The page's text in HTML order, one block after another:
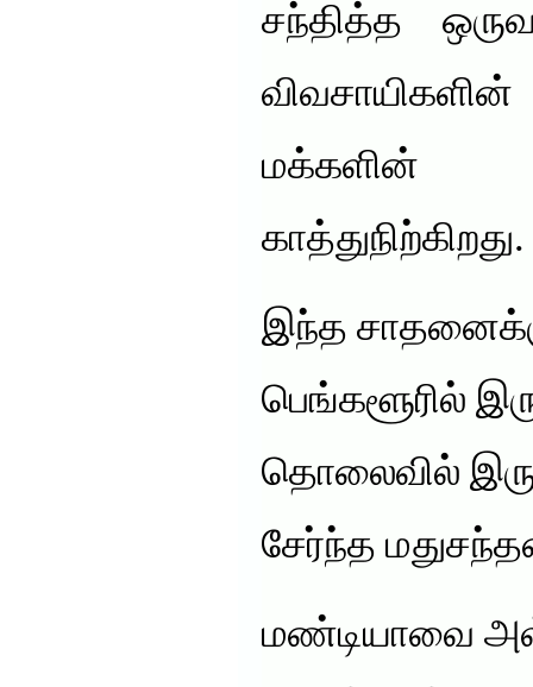
சந்தித்த
மக்களின்
காத்துநிற்கிறது.
இந்த
பெங்களூரில்
தொலைவில்
சேர்ந்த
மண்டியாவை